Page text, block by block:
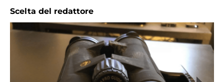
Scelta del redattore